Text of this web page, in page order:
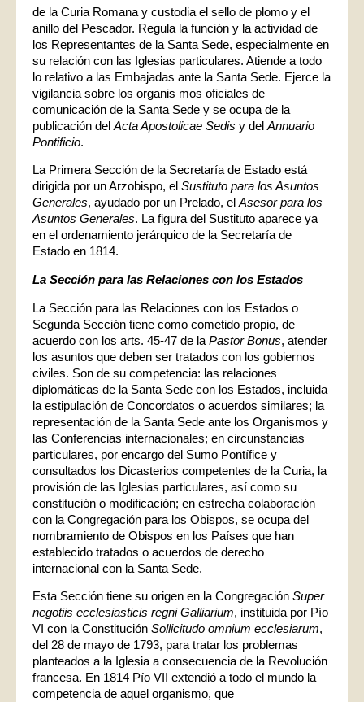
de la Curia Romana y custodia el sello de plomo y el
anillo del Pescador. Regula la función y la actividad de
los Representantes de la Santa Sede, especialmente en
su relación con las Iglesias particulares. Atiende a todo
lo relativo a las Embajadas ante la Santa Sede. Ejerce la
vigilancia sobre los organis mos oficiales de
comunicación de la Santa Sede y se ocupa de la
publicación delActa Apostolicae Sedis y delAnnuario
Pontificio.
La Primera Sección de la Secretaría de Estado está
dirigida por un Arzobispo, elSustituto para los Asuntos
Generales, ayudado por un Prelado, elAsesor para los
Asuntos Generales. La figura del Sustituto aparece ya
en el ordenamiento jerárquico de la Secretaría de
Estado en 1814.
La Sección para las Relaciones con los Estados
La Sección para las Relaciones con los Estados o
Segunda Sección tiene como cometido propio, de
acuerdo con los arts. 45-47 de laPastor Bonus, atender
los asuntos que deben ser tratados con los gobiernos
civiles. Son de su competencia: las relaciones
diplomáticas de la Santa Sede con los Estados, incluida
la estipulación de Concordatos o acuerdos similares; la
representación de la Santa Sede ante los Organismos y
las Conferencias internacionales; en circunstancias
particulares, por encargo del Sumo Pontífice y
consultados los Dicasterios competentes de la Curia, la
provisión de las Iglesias particulares, así como su
constitución o modificación; en estrecha colaboración
con la Congregación para los Obispos, se ocupa del
nombramiento de Obispos en los Países que han
establecido tratados o acuerdos de derecho
internacional con la Santa Sede.
Esta Sección tiene su origen en la CongregaciónSuper
negotiis ecclesiasticis regni Galliarium, instituida por Pío
VI con la ConstituciónSollicitudo omnium ecclesiarum,
del 28 de mayo de 1793, para tratar los problemas
planteados a la Iglesia a consecuencia de la Revolución
francesa. En 1814 Pío VII extendió a todo el mundo la
competencia de aquel organismo, que